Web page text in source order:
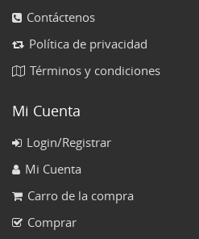
Contáctenos
Política de privacidad
Términos y condiciones
Mi Cuenta
Login/Registrar
Mi Cuenta
Carro de la compra
Comprar